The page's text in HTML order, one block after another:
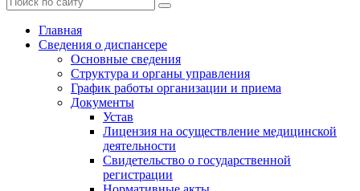
Главная
Сведения о диспансере
Основные сведения
Структура и органы управления
График работы организации и приема
Документы
Устав
Лицензия на осуществление медицинской
деятельности
Свидетельство о государственной
регистрации